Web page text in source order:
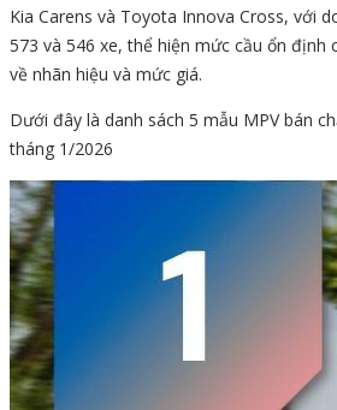
Kia Carens và Toyota Innova Cross, với
573 và 546 xe, thể hiện mức cầu ổn định
về nhãn hiệu và mức giá.
Dưới đây là danh sách 5 mẫu MPV bán
tháng 1/2026